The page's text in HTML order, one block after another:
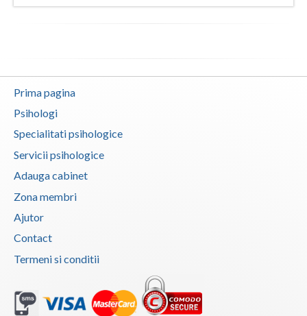
Prima pagina
Psihologi
Specialitati psihologice
Servicii psihologice
Adauga cabinet
Zona membri
Ajutor
Contact
Termeni si conditii